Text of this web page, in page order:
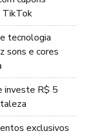
TikTok
tecnologia
sons e cores
investe R$ 5
exclusivos